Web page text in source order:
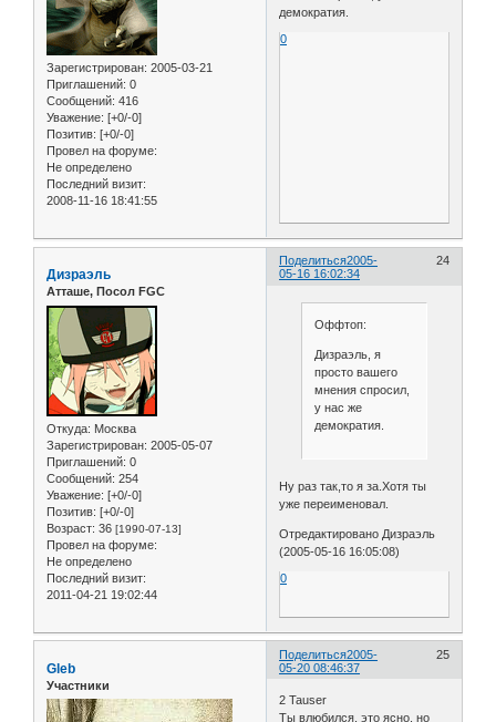
Зарегистрирован: 2005-03-21
Приглашений: 0
Сообщений: 416
Уважение: [+0/-0]
Позитив: [+0/-0]
Провел на форуме:
Не определено
Последний визит:
2008-11-16 18:41:55
демократия.
0
Поделиться 24
2005-
05-16 16:02:34
Дизраэль
Атташе, Посол FGC
Откуда: Москва
Зарегистрирован: 2005-05-07
Приглашений: 0
Сообщений: 254
Уважение: [+0/-0]
Позитив: [+0/-0]
Возраст: 36 [1990-07-13]
Провел на форуме:
Не определено
Последний визит:
2011-04-21 19:02:44
Оффтоп:
Дизраэль, я
просто вашего
мнения спросил,
у нас же
демократия.
Ну раз так,то я за.Хотя ты
уже переименовал.
Отредактировано Дизраэль
(2005-05-16 16:05:08)
0
Поделиться 25
2005-
05-20 08:46:37
Gleb
Участники
2 Tauser
Ты влюбился, это ясно, но